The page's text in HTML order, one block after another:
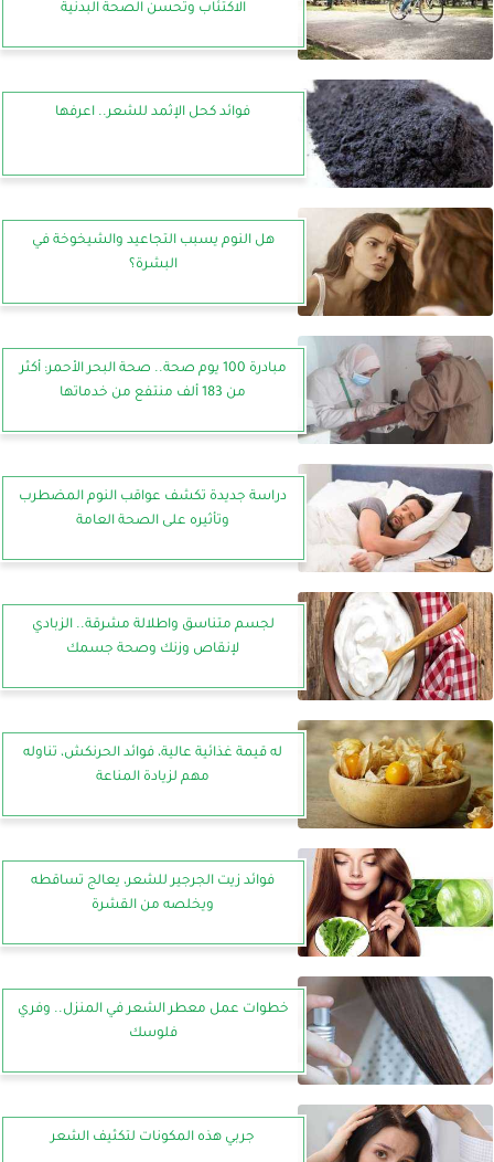
الاكتئاب وتحسن الصحة البدنية
فوائد كحل الإثمد للشعر.. اعرفها
هل النوم يسبب التجاعيد والشيخوخة في
البشرة؟
مبادرة 100 يوم صحة.. صحة البحر الأحمر: أكثر
من 183 ألف منتفع من خدماتها
دراسة جديدة تكشف عواقب النوم المضطرب
وتأثيره على الصحة العامة
لجسم متناسق واطلالة مشرقة.. الزبادي
لإنقاص وزنك وصحة جسمك
له قيمة غذائية عالية، فوائد الحرنكش، تناوله
مهم لزيادة المناعة
فوائد زيت الجرجير للشعر، يعالج تساقطه
ويخلصه من القشرة
خطوات عمل معطر الشعر في المنزل.. وفري
فلوسك
جربي هذه المكونات لتكثيف الشعر